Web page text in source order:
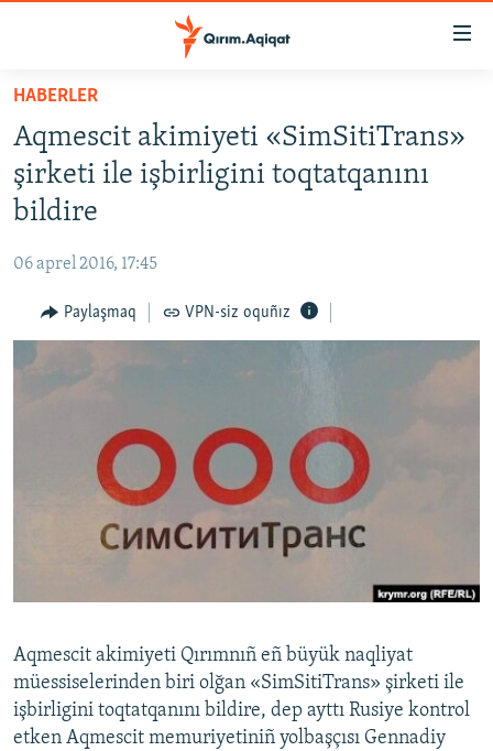
Esas
qaytmaq
Baş
navigatsiyağa
qaytmaq
Qıdıruvğa
qaytmaq
SİYASET
İQTİSADİYAT
MEDENİYET
İNSAN AQLARI
SÜRET
RFE/RS bütün saytları
HABERLER
Aqmescit akimiyeti «SimSitiTrans»
şirketi ile işbirligini toqtatqanını
bildire
06 aprel 2016, 17:45
Paylaşmaq VPN-siz oquñız
Aqmescit akimiyeti Qırımnıñ eñ büyük naqliyat
müessiselerinden biri olğan «SimSitiTrans» şirketi ile
işbirligini toqtatqanını bildire, dep ayttı Rusiye kontrol
etken Aqmescit memuriyetiniñ yolbaşçısı Gennadiy